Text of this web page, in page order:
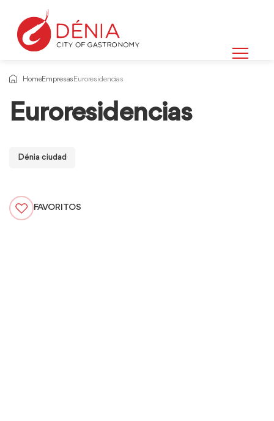
HomeEmpresas Euroresidencias
Euroresidencias
Dénia ciudad
FAVORITOS